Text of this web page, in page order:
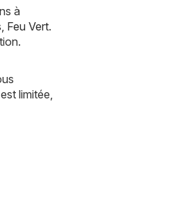
à
Feu Vert.
limitée,